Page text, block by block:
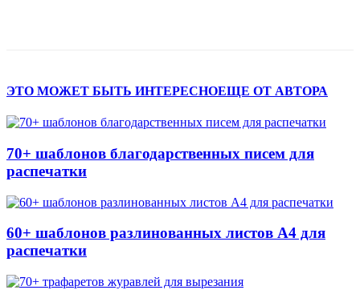
ЭТО МОЖЕТ БЫТЬ ИНТЕРЕСНОЕЩЕ ОТ АВТОРА
70+ шаблонов благодарственных писем для
распечатки
60+ шаблонов разлинованных листов А4 для
распечатки